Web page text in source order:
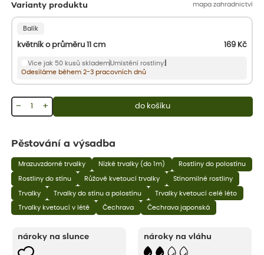
Varianty produktu mapa zahradnictví
Balík
květník o průměru 11 cm 169 Kč
Více jak 50 kusů sklademUmístění rostliny:
Odesíláme během 2-3 pracovních dnů
+
− do košíku
Pěstování a výsadba
Mrazuvzdorné trvalky Nízké trvalky (do 1m) Rostliny do polostínu
Rostliny do stínu Růžově kvetoucí trvalky Stínomilné rostliny
Trvalky Trvalky do stínu a polostínu Trvalky kvetoucí celé léto
Trvalky kvetoucí v létě Čechrava Čechrava japonská
nároky na slunce nároky na vláhu